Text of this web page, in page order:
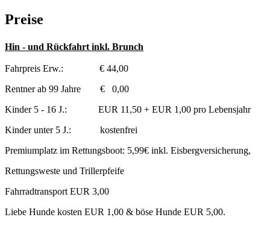
Preise
Hin - und Rückfahrt inkl. Brunch
Fahrpreis Erw.: € 44,00
Rentner ab 99 Jahre € 0,00
Kinder 5 - 16 J.: EUR 11,50 + EUR 1,00 pro Lebensjahr
Kinder unter 5 J.: kostenfrei
Premiumplatz im Rettungsboot: 5,99€ inkl. Eisbergversicherung,
Rettungsweste und Trillerpfeife
Fahrradtransport EUR 3,00
Liebe Hunde kosten EUR 1,00 & böse Hunde EUR 5,00.